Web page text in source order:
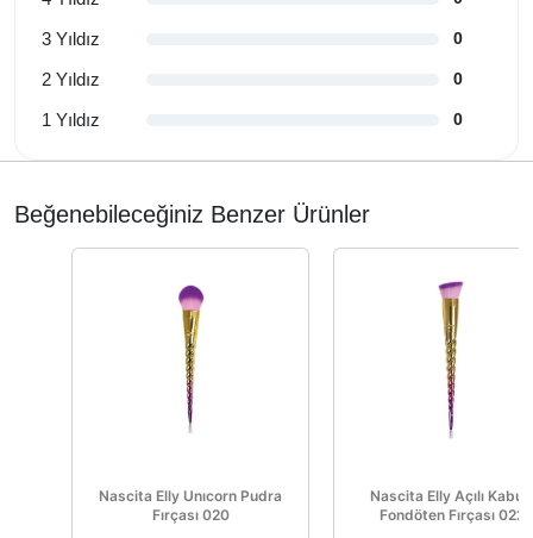
3 Yıldız 0
2 Yıldız 0
1 Yıldız 0
Beğenebileceğiniz Benzer Ürünler
Nascita Elly Unıcorn Pudra
Fırçası 020
Nascita Elly Açılı
Fondöten Fırçası 022